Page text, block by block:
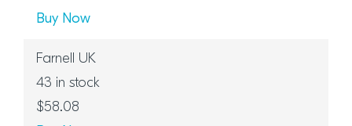
Buy Now
Farnell UK
43
$58.08